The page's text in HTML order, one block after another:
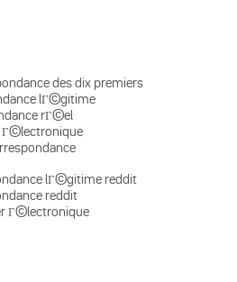
des dix premiers
lГ©gitime
rГ©el
Г©lectronique
lГ©gitime reddit
reddit
Г©lectronique